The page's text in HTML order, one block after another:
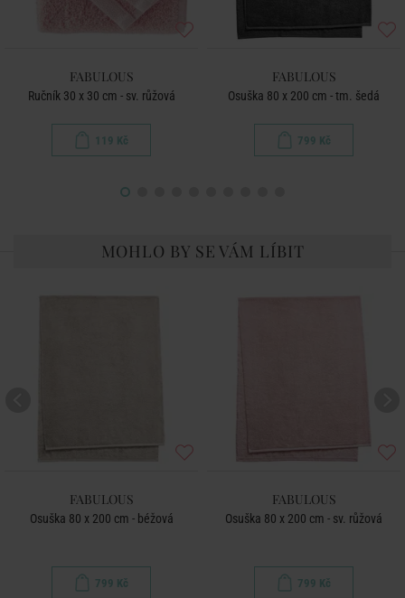
FABULOUS
Ručník 30 x 30 cm - sv. růžová
119 Kč
FABULOUS
Osuška 80 x 200 cm - tm. šedá
799 Kč
MOHLO BY SE VÁM LÍBIT
FABULOUS
Osuška 80 x 200 cm - béžová
799 Kč
FABULOUS
Osuška 80 x 200 cm - sv. růžová
799 Kč